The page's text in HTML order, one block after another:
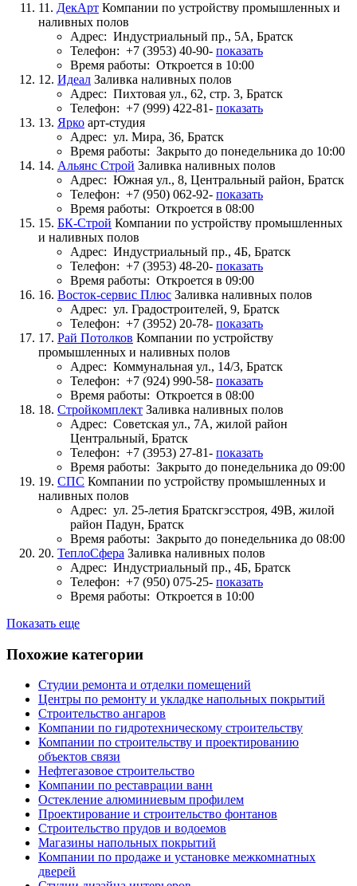
11. ДекАрт Компании по устройству промышленных и
наливных полов
Адрес: Индустриальный пр., 5А, Братск
Телефон: +7 (3953) 40-90- показать
Время работы: Откроется в 10:00
12. Идеал Заливка наливных полов
Адрес: Пихтовая ул., 62, стр. 3, Братск
Телефон: +7 (999) 422-81- показать
13. Ярко арт-студия
Адрес: ул. Мира, 36, Братск
Время работы: Закрыто до понедельника до 10:00
14. Альянс Строй Заливка наливных полов
Адрес: Южная ул., 8, Центральный район, Братск
Телефон: +7 (950) 062-92- показать
Время работы: Откроется в 08:00
15. БК-Строй Компании по устройству промышленных
и наливных полов
Адрес: Индустриальный пр., 4Б, Братск
Телефон: +7 (3953) 48-20- показать
Время работы: Откроется в 09:00
16. Восток-сервис Плюс Заливка наливных полов
Адрес: ул. Градостроителей, 9, Братск
Телефон: +7 (3952) 20-78- показать
17. Рай Потолков Компании по устройству
промышленных и наливных полов
Адрес: Коммунальная ул., 14/3, Братск
Телефон: +7 (924) 990-58- показать
Время работы: Откроется в 08:00
18. Стройкомплект Заливка наливных полов
Адрес: Советская ул., 7А, жилой район
Центральный, Братск
Телефон: +7 (3953) 27-81- показать
Время работы: Закрыто до понедельника до 09:00
19. СПС Компании по устройству промышленных и
наливных полов
Адрес: ул. 25-летия Братскгэсстроя, 49В, жилой
район Падун, Братск
Время работы: Закрыто до понедельника до 08:00
20. ТеплоСфера Заливка наливных полов
Адрес: Индустриальный пр., 4Б, Братск
Телефон: +7 (950) 075-25- показать
Время работы: Откроется в 10:00
Показать еще
Похожие категории
Студии ремонта и отделки помещений
Центры по ремонту и укладке напольных покрытий
Строительство ангаров
Компании по гидротехническому строительству
Компании по строительству и проектированию
объектов связи
Нефтегазовое строительство
Компании по реставрации ванн
Остекление алюминиевым профилем
Проектирование и строительство фонтанов
Строительство прудов и водоемов
Магазины напольных покрытий
Компании по продаже и установке межкомнатных
дверей